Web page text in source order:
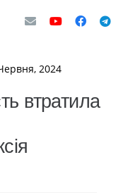
2024
втратила